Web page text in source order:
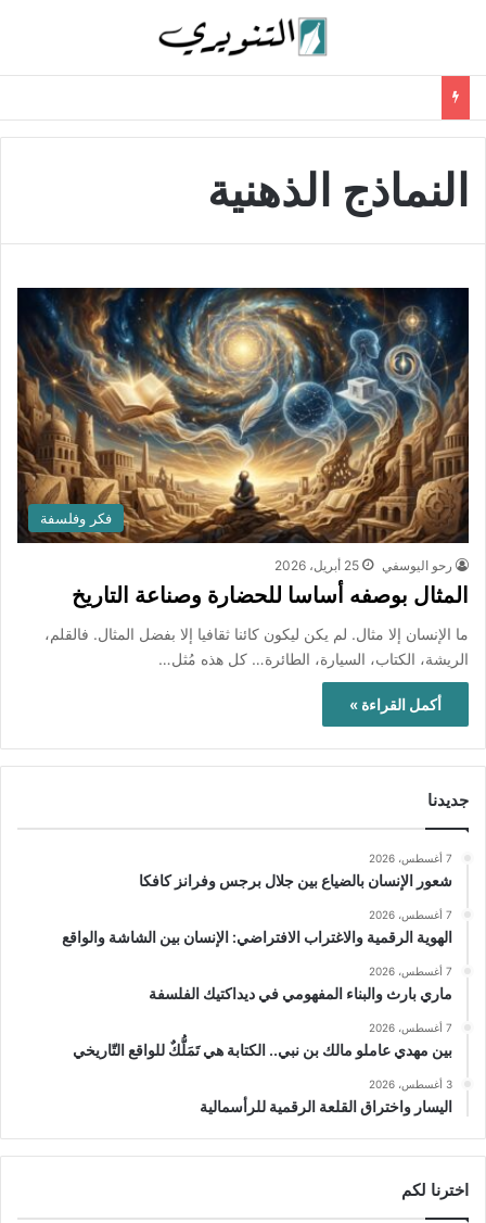
النماذج الذهنية
فكر وفلسفة
رحو اليوسفي 25 أبريل، 2026
المثال بوصفه أساسا للحضارة وصناعة التاريخ
ما الإنسان إلا مثال. لم يكن ليكون كائنا ثقافيا إلا بفضل المثال. فالقلم،
الريشة، الكتاب، السيارة، الطائرة… كل هذه مُثل…
أكمل القراءة »
جديدنا
7 أغسطس، 2026
شعور الإنسان بالضياع بين جلال برجس وفرانز كافكا
7 أغسطس، 2026
الهوية الرقمية والاغتراب الافتراضي: الإنسان بين الشاشة والواقع
7 أغسطس، 2026
ماري بارث والبناء المفهومي في ديداكتيك الفلسفة
7 أغسطس، 2026
بين مهدي عاملو مالك بن نبي.. الكتابة هي تَمَلُّكٌ للواقع التّاريخي
3 أغسطس، 2026
اليسار واختراق القلعة الرقمية للرأسمالية
اخترنا لكم